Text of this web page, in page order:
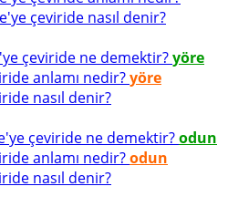
çeviride nasıl denir?
çeviride ne demektir?yöre
anlamı nedir?yöre
nasıl denir?
çeviride ne demektir?odun
anlamı nedir?odun
nasıl denir?